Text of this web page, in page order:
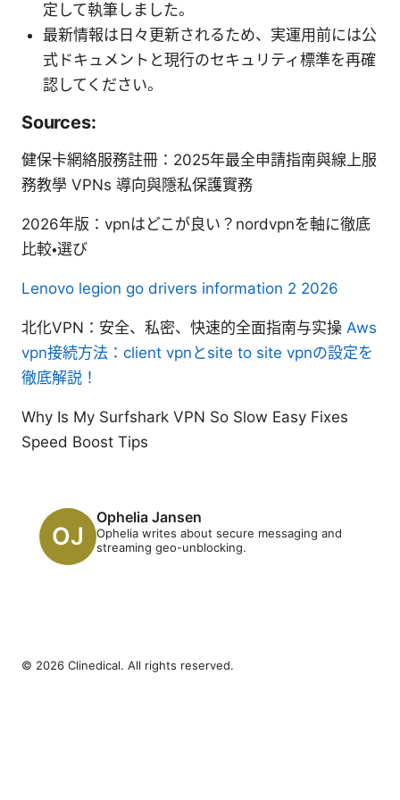
定して執筆しました。
最新情報は日々更新されるため、実運用前には公
式ドキュメントと現行のセキュリティ標準を再確
認してください。
Sources:
健保卡網絡服務註冊：2025年最全申請指南與線上服
務教學 VPNs 導向與隱私保護實務
2026年版：vpnはどこが良い？nordvpnを軸に徹底
比較・選び
Lenovo legion go drivers information 2 2026
北化VPN：安全、私密、快速的全面指南与实操 Aws
vpn接続方法：client vpnとsite to site vpnの設定を
徹底解説！
Why Is My Surfshark VPN So Slow Easy Fixes
Speed Boost Tips
Ophelia Jansen
Ophelia writes about secure messaging and
streaming geo-unblocking.
© 2026 Clinedical. All rights reserved.